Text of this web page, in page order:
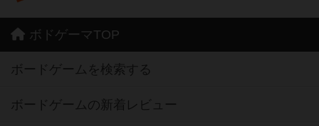
ボドゲーマTOP
ボードゲームを検索する
ボードゲームの新着レビュー